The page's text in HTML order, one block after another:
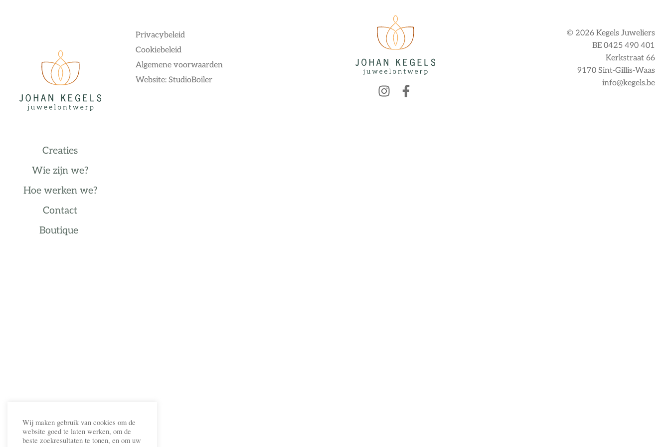
Creaties
Wie zijn we?
Hoe werken we?
Contact
Boutique
Privacybeleid
Cookiebeleid
Algemene voorwaarden
Website: StudioBoiler
© 2026 Kegels Juweliers
BE 0425 490 401
Kerkstraat 66
9170 Sint-Gillis-Waas
info@kegels.be
Wij maken gebruik van cookies om de
website goed te laten werken, om de
beste zoekresultaten te tonen, en om uw